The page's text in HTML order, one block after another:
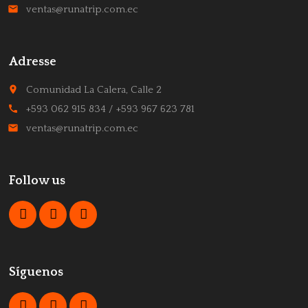
email ventas@runatrip.com.ec
Adresse
place Comunidad La Calera, Calle 2
call +593 062 915 834 / +593 967 623 781
email ventas@runatrip.com.ec
Follow us
Síguenos